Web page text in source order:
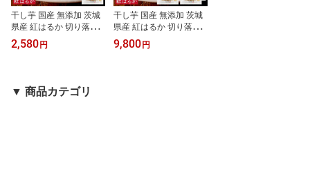
干し芋 国産 無添加 茨城
県産 紅はるか 切り落と
し 切甲 セッコウ 訳あり
800g 【送料無料】 大容
しいも さつまいも 和菓
子 スイーツ おやつ
2,580円
干し芋 国産 無添加 茨城
県産 紅はるか 切り落と
し 切甲 セッコウ 訳あり
800g×4袋 【送料無料】
9,800円
▼ 商品カテゴリ